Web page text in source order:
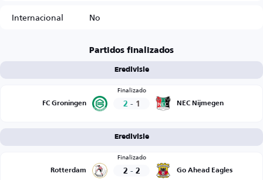
Internacional
No
Partidos finalizados
Eredivisie
FC Groningen
Finalizado
2 - 1 NEC Nijmegen
Eredivisie
Rotterdam
Finalizado
2 - 2 Go Ahead Eagles